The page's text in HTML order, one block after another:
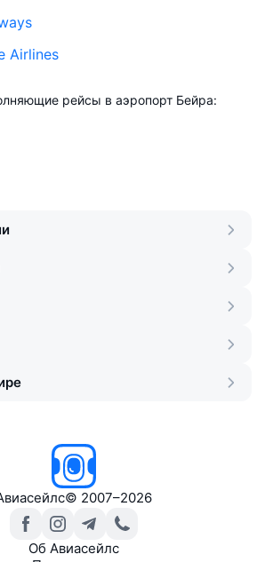
Airlines
рейсы в аэропорт Бейра:
© 2007–2026
Об Авиасейлс